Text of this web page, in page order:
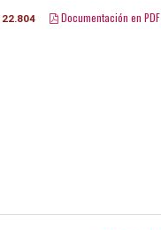
22.804 Documentación en PDF